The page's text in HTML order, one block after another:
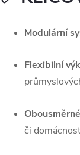
Modulární
Flexibilní
či